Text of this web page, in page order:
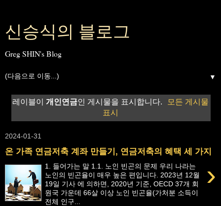
신승식의 블로그
Greg SHIN's Blog
▼
레이블이 개인연금인 게시물을 표시합니다.
모든 게시물
표시
2024-01-31
온 가족 연금저축 계좌 만들기, 연금저축의 혜택 세 가지
›
1. 들어가는 말 1.1. 노인 빈곤의 문제 우리 나라는
노인의 빈곤율이 매우 높은 편입니다. 2023년 12월
19일 기사 에 의하면, 2020년 기준, OECD 37개 회
원국 가운데 66살 이상 노인 빈곤율(가처분 소득이
전체 인구...